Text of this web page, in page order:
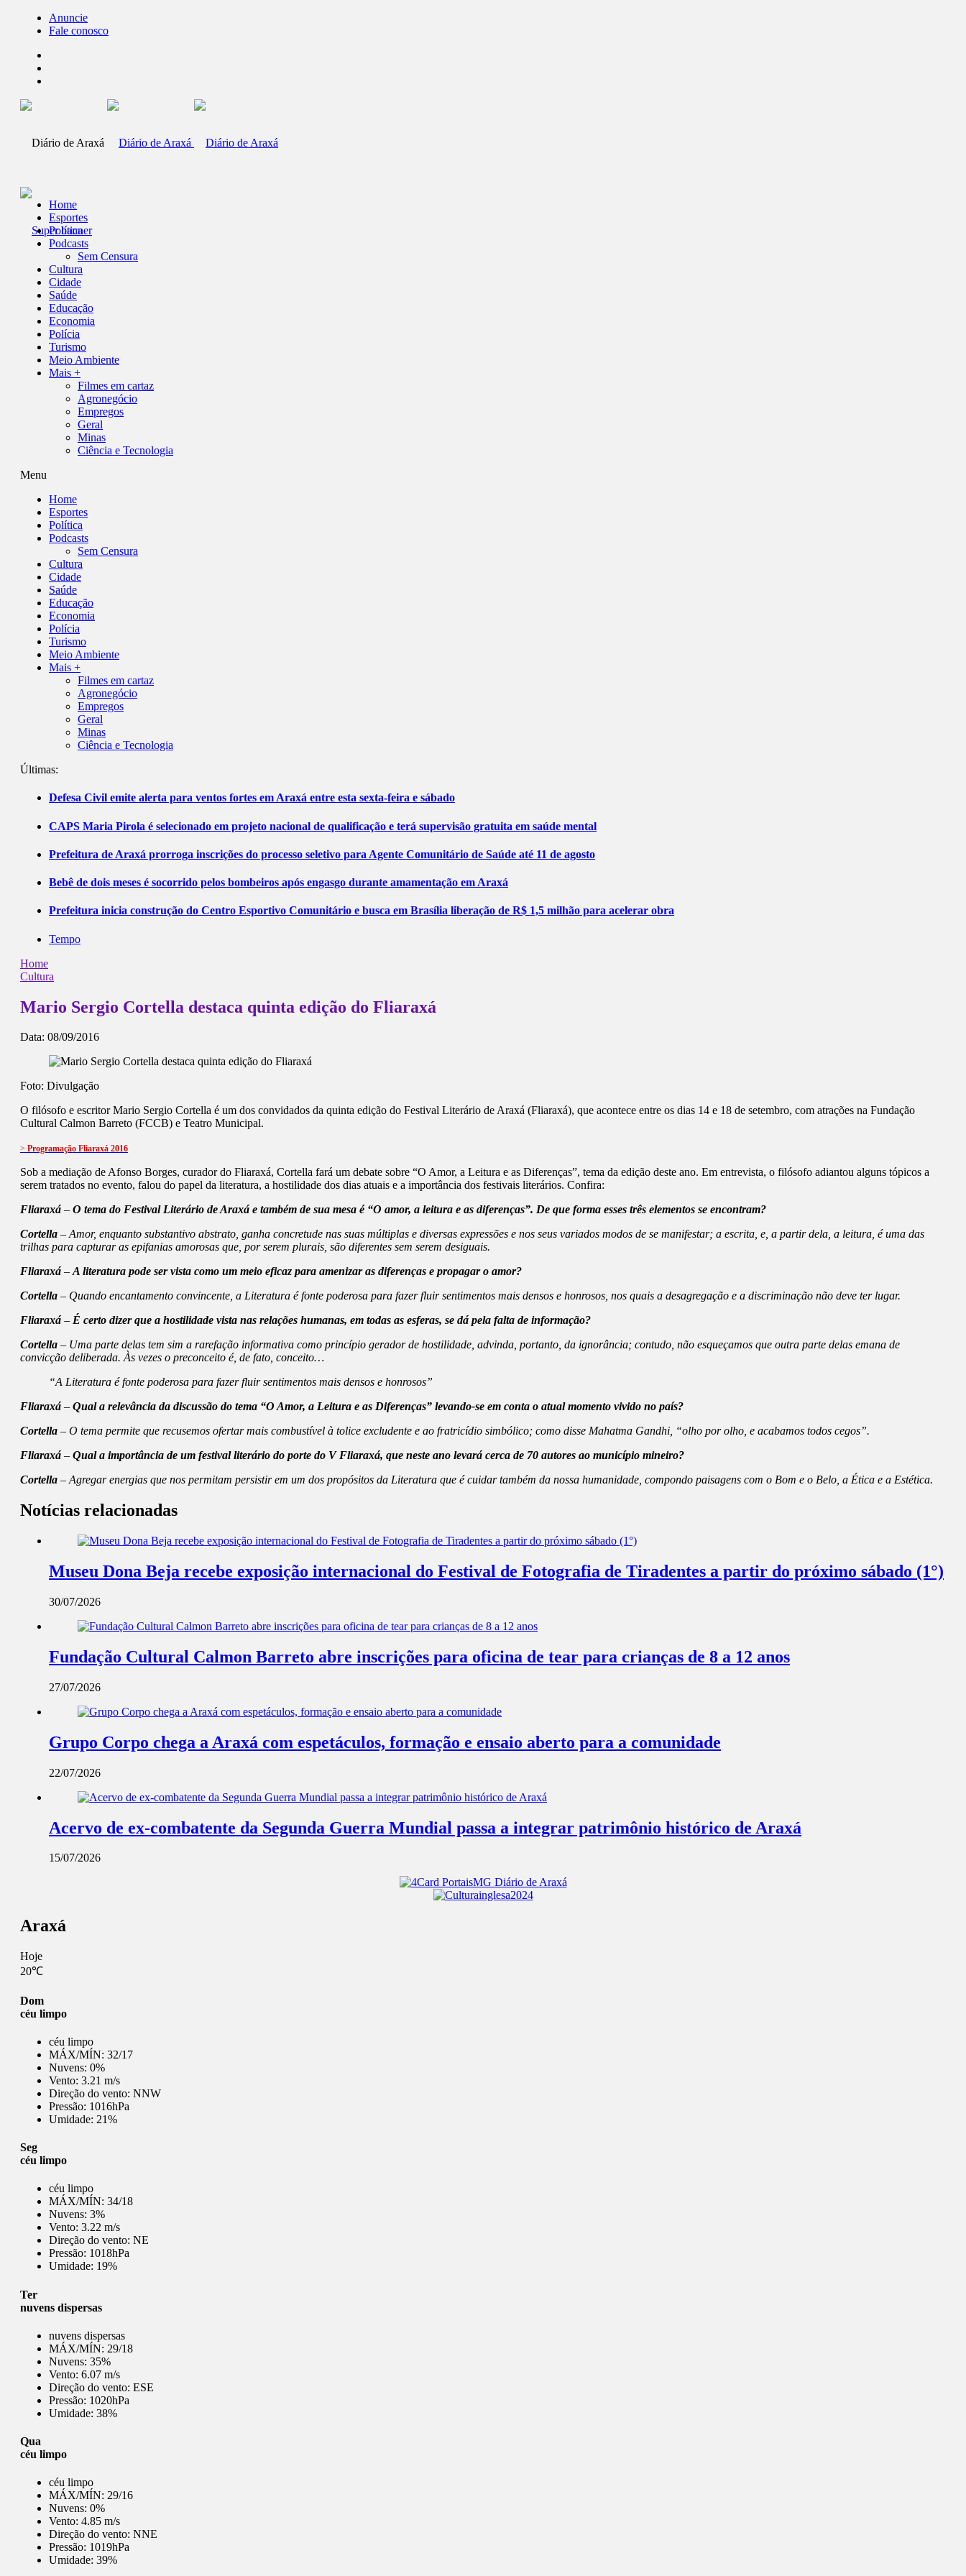
Anuncie
Fale conosco
Home
Esportes
Política
Podcasts
Sem Censura
Cultura
Cidade
Saúde
Educação
Economia
Polícia
Turismo
Meio Ambiente
Mais +
Filmes em cartaz
Agronegócio
Empregos
Geral
Minas
Ciência e Tecnologia
Menu
Home
Esportes
Política
Podcasts
Sem Censura
Cultura
Cidade
Saúde
Educação
Economia
Polícia
Turismo
Meio Ambiente
Mais +
Filmes em cartaz
Agronegócio
Empregos
Geral
Minas
Ciência e Tecnologia
Últimas:
Defesa Civil emite alerta para ventos fortes em Araxá entre esta sexta-feira e sábado
CAPS Maria Pirola é selecionado em projeto nacional de qualificação e terá supervisão gratuita em saúde mental
Prefeitura de Araxá prorroga inscrições do processo seletivo para Agente Comunitário de Saúde até 11 de agosto
Bebê de dois meses é socorrido pelos bombeiros após engasgo durante amamentação em Araxá
Prefeitura inicia construção do Centro Esportivo Comunitário e busca em Brasília liberação de R$ 1,5 milhão para acelerar obra
Tempo
Home
Cultura
Mario Sergio Cortella destaca quinta edição do Fliaraxá
Data: 08/09/2016
Foto: Divulgação
O filósofo e escritor Mario Sergio Cortella é um dos convidados da quinta edição do Festival Literário de Araxá (Fliaraxá), que acontece entre os dias 14 e 18 de setembro, com atrações na Fundação
Cultural Calmon Barreto (FCCB) e Teatro Municipal.
> Programação Fliaraxá 2016
Sob a mediação de Afonso Borges, curador do Fliaraxá, Cortella fará um debate sobre “O Amor, a Leitura e as Diferenças”, tema da edição deste ano. Em entrevista, o filósofo adiantou alguns tópicos a
serem tratados no evento, falou do papel da literatura, a hostilidade dos dias atuais e a importância dos festivais literários. Confira:
Fliaraxá – O tema do Festival Literário de Araxá e também de sua mesa é “O amor, a leitura e as diferenças”. De que forma esses três elementos se encontram?
Cortella – Amor, enquanto substantivo abstrato, ganha concretude nas suas múltiplas e diversas expressões e nos seus variados modos de se manifestar; a escrita, e, a partir dela, a leitura, é uma das
trilhas para capturar as epifanias amorosas que, por serem plurais, são diferentes sem serem desiguais.
Fliaraxá –A literatura pode ser vista como um meio eficaz para amenizar as diferenças e propagar o amor?
Cortella – Quando encantamento convincente, a Literatura é fonte poderosa para fazer fluir sentimentos mais densos e honrosos, nos quais a desagregação e a discriminação não deve ter lugar.
Fliaraxá – É certo dizer que a hostilidade vista nas relações humanas, em todas as esferas, se dá pela falta de informação?
Cortella – Uma parte delas tem sim a rarefação informativa como princípio gerador de hostilidade, advinda, portanto, da ignorância; contudo, não esqueçamos que outra parte delas emana de
convicção deliberada. Às vezes o preconceito é, de fato, conceito…
“A Literatura é fonte poderosa para fazer fluir sentimentos mais densos e honrosos”
Fliaraxá – Qual a relevância da discussão do tema “O Amor, a Leitura e as Diferenças” levando-se em conta o atual momento vivido no país?
Cortella – O tema permite que recusemos ofertar mais combustível à tolice excludente e ao fratricídio simbólico; como disse Mahatma Gandhi, “olho por olho, e acabamos todos cegos”.
Fliaraxá – Qual a importância de um festival literário do porte do V Fliaraxá, que neste ano levará cerca de 70 autores ao município mineiro?
Cortella – Agregar energias que nos permitam persistir em um dos propósitos da Literatura que é cuidar também da nossa humanidade, compondo paisagens com o Bom e o Belo, a Ética e a Estética.
Notícias relacionadas
Museu Dona Beja recebe exposição internacional do Festival de Fotografia de Tiradentes a partir do próximo sábado (1°)
30/07/2026
Fundação Cultural Calmon Barreto abre inscrições para oficina de tear para crianças de 8 a 12 anos
27/07/2026
Grupo Corpo chega a Araxá com espetáculos, formação e ensaio aberto para a comunidade
22/07/2026
Acervo de ex-combatente da Segunda Guerra Mundial passa a integrar patrimônio histórico de Araxá
15/07/2026
Araxá
Hoje
20℃
Dom
céu limpo
céu limpo
MÁX/MÍN: 32/17
Nuvens: 0%
Vento: 3.21 m/s
Direção do vento: NNW
Pressão: 1016hPa
Umidade: 21%
Seg
céu limpo
céu limpo
MÁX/MÍN: 34/18
Nuvens: 3%
Vento: 3.22 m/s
Direção do vento: NE
Pressão: 1018hPa
Umidade: 19%
Ter
nuvens dispersas
nuvens dispersas
MÁX/MÍN: 29/18
Nuvens: 35%
Vento: 6.07 m/s
Direção do vento: ESE
Pressão: 1020hPa
Umidade: 38%
Qua
céu limpo
céu limpo
MÁX/MÍN: 29/16
Nuvens: 0%
Vento: 4.85 m/s
Direção do vento: NNE
Pressão: 1019hPa
Umidade: 39%